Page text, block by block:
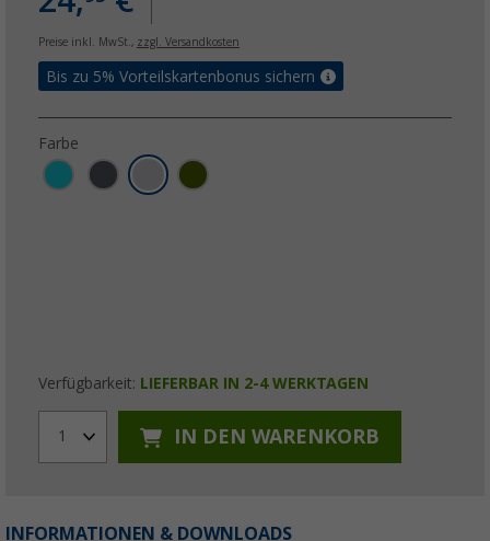
Preise inkl. MwSt., zzgl. Versandkosten
Bis zu 5% Vorteilskartenbonus sichern
Farbe
Verfügbarkeit: LIEFERBAR IN 2-4 WERKTAGEN
1 IN DEN WARENKORB
INFORMATIONEN & DOWNLOADS